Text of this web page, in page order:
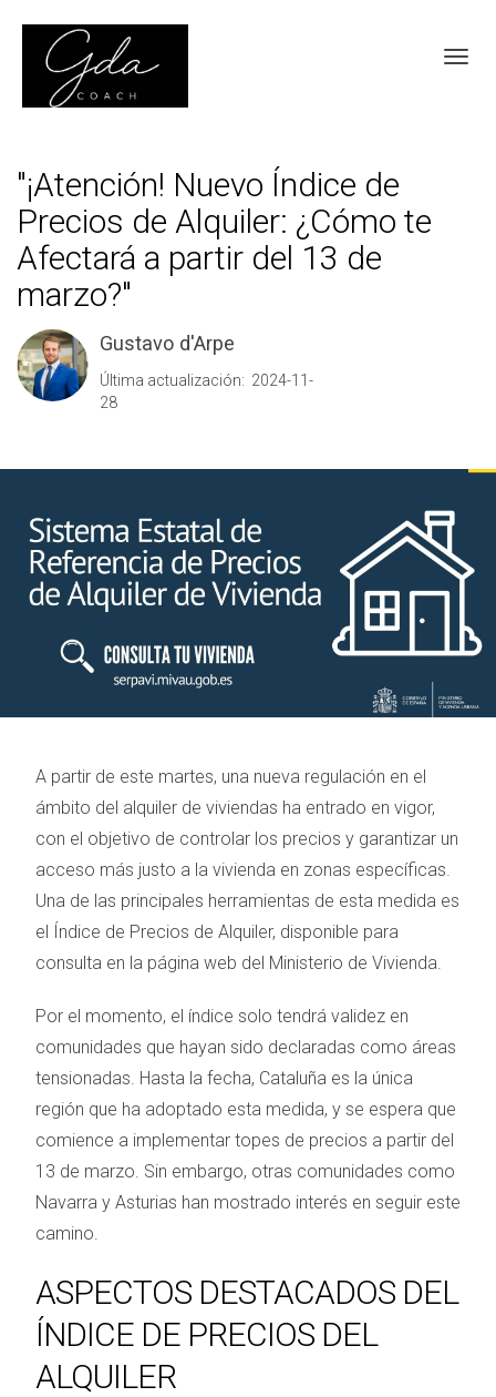
"¡Atención! Nuevo Índice de
Precios de Alquiler: ¿Cómo te
Afectará a partir del 13 de
marzo?"
Gustavo d'Arpe
Última actualización: 2024-11-
28
A partir de este martes, una nueva regulación en el
ámbito del alquiler de viviendas ha entrado en vigor,
con el objetivo de controlar los precios y garantizar un
acceso más justo a la vivienda en zonas específicas.
Una de las principales herramientas de esta medida es
el Índice de Precios de Alquiler, disponible para
consulta en la página web del Ministerio de Vivienda.
Por el momento, el índice solo tendrá validez en
comunidades que hayan sido declaradas como áreas
tensionadas. Hasta la fecha, Cataluña es la única
región que ha adoptado esta medida, y se espera que
comience a implementar topes de precios a partir del
13 de marzo. Sin embargo, otras comunidades como
Navarra y Asturias han mostrado interés en seguir este
camino.
ASPECTOS DESTACADOS DEL
ÍNDICE DE PRECIOS DEL
ALQUILER